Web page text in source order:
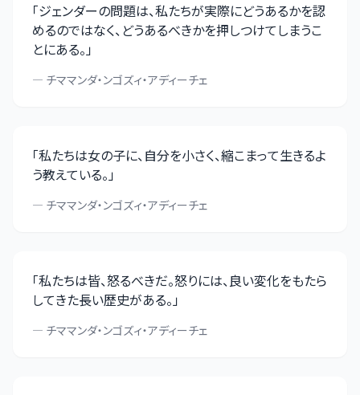
「ジェンダーの問題は、私たちが実際にどうあるかを認
めるのではなく、どうあるべきかを押しつけてしまうこ
とにある。」
— チママンダ・ンゴズィ・アディーチェ
「私たちは女の子に、自分を小さく、縮こまって生きるよ
う教えている。」
— チママンダ・ンゴズィ・アディーチェ
「私たちは皆、怒るべきだ。怒りには、良い変化をもたら
してきた長い歴史がある。」
— チママンダ・ンゴズィ・アディーチェ